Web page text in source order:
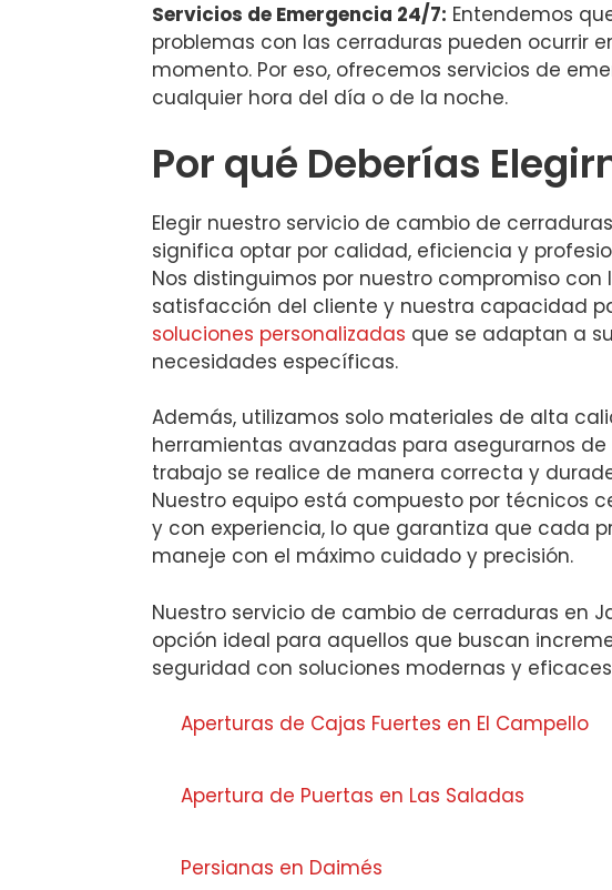
Servicios de Emergencia 24/7: Entendemos
problemas con las cerraduras pueden ocurrir
momento. Por eso, ofrecemos servicios de
cualquier hora del día o de la noche.
Por qué Deberías
Elegir nuestro servicio de cambio de
significa optar por calidad, eficiencia y
Nos distinguimos por nuestro compromiso con
satisfacción del cliente y nuestra capacidad
soluciones personalizadas que se adaptan a
necesidades específicas.
Además, utilizamos solo materiales de alta
herramientas avanzadas para asegurarnos de
trabajo se realice de manera correcta y
Nuestro equipo está compuesto por técnicos
y con experiencia, lo que garantiza que cada
maneje con el máximo cuidado y precisión.
Nuestro servicio de cambio de cerraduras en
opción ideal para aquellos que buscan
seguridad con soluciones modernas y
Aperturas de Cajas Fuertes en El Campello
Apertura de Puertas en Las Saladas
Persianas en Daimés